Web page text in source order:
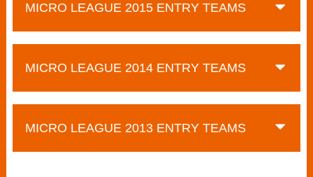
MICRO LEAGUE 2015 ENTRY TEAMS
MICRO LEAGUE 2014 ENTRY TEAMS
MICRO LEAGUE 2013 ENTRY TEAMS